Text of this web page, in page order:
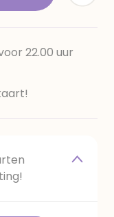
22.00 uur